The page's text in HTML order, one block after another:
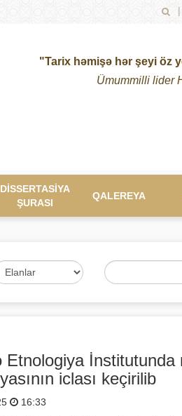
|
"Tarix həmişə hər şeyi öz
Ümummilli lider
DİSSERTASİYA
ŞURASI
QALEREYA
Etnologiya İnstitutunda
iclası keçirilib
16:33